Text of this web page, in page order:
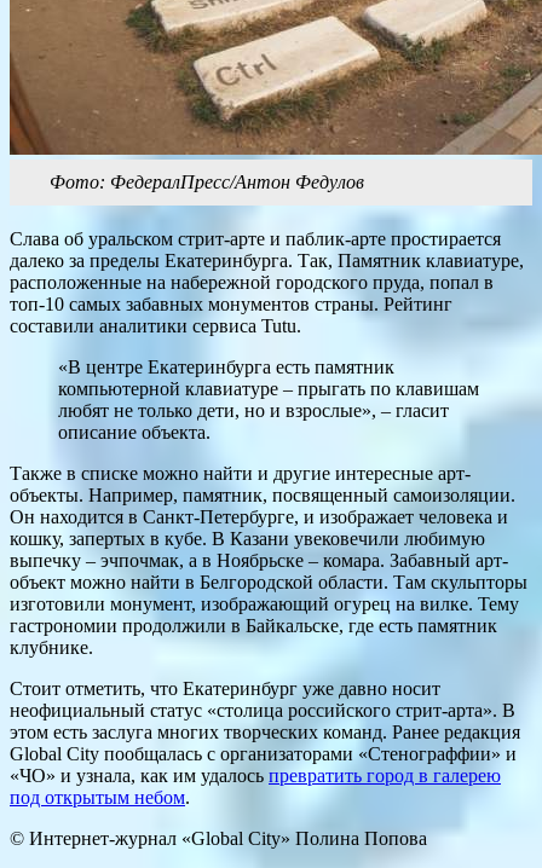
Фото: ФедералПресс/Антон Федулов
Слава об уральском стрит-арте и паблик-арте простирается
далеко за пределы Екатеринбурга. Так, Памятник клавиатуре,
расположенные на набережной городского пруда, попал в
топ-10 самых забавных монументов страны. Рейтинг
составили аналитики сервиса Tutu.
«В центре Екатеринбурга есть памятник
компьютерной клавиатуре – прыгать по клавишам
любят не только дети, но и взрослые», – гласит
описание объекта.
Также в списке можно найти и другие интересные арт-
объекты. Например, памятник, посвященный самоизоляции.
Он находится в Санкт-Петербурге, и изображает человека и
кошку, запертых в кубе. В Казани увековечили любимую
выпечку – эчпочмак, а в Ноябрьске – комара. Забавный арт-
объект можно найти в Белгородской области. Там скульпторы
изготовили монумент, изображающий огурец на вилке. Тему
гастрономии продолжили в Байкальске, где есть памятник
клубнике.
Стоит отметить, что Екатеринбург уже давно носит
неофициальный статус «столица российского стрит-арта». В
этом есть заслуга многих творческих команд. Ранее редакция
Global City пообщалась с организаторами «Стенограффии» и
«ЧО» и узнала, как им удалось превратить город в галерею
под открытым небом.
© Интернет-журнал «Global City» Полина Попова